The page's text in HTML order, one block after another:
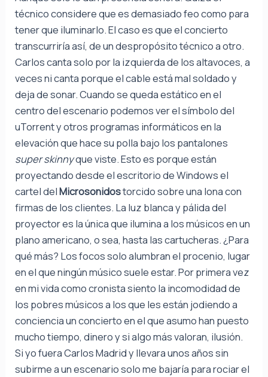
técnico considere que es demasiado feo como para
tener que iluminarlo. El caso es que el concierto
transcurriría así, de un despropósito técnico a otro.
Carlos canta solo por la izquierda de los altavoces, a
veces ni canta porque el cable está mal soldado y
deja de sonar. Cuando se queda estático en el
centro del escenario podemos ver el símbolo del
uTorrent y otros programas informáticos en la
elevación que hace su polla bajo los pantalones
super skinnyque viste. Esto es porque están
proyectando desde el escritorio de Windows el
cartel delMicrosonidostorcido sobre una lona con
firmas de los clientes. La luz blanca y pálida del
proyector es la única que ilumina a los músicos en un
plano americano, o sea, hasta las cartucheras. ¿Para
qué más? Los focos solo alumbran el procenio, lugar
en el que ningún músico suele estar. Por primera vez
en mi vida como cronista siento la incomodidad de
los pobres músicos a los que les están jodiendo a
conciencia un concierto en el que asumo han puesto
mucho tiempo, dinero y si algo más valoran, ilusión.
Si yo fuera Carlos Madrid y llevara unos años sin
subirme a un escenario solo me bajaría para rociar el